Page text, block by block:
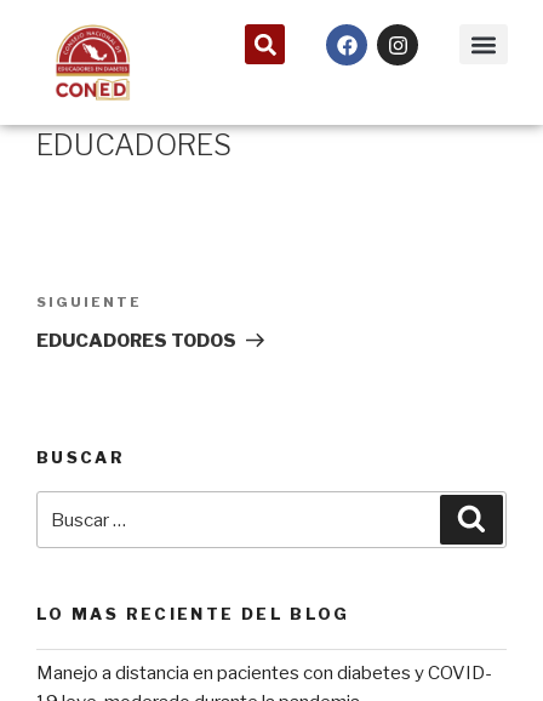
EDUCADORES
SIGUIENTE
EDUCADORES TODOS
BUSCAR
LO MAS RECIENTE DEL BLOG
Manejo a distancia en pacientes con diabetes y COVID-